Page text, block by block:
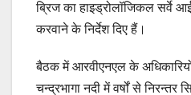
ब्रिज का हाइड्रोलॉजिकल सर्वे
करवाने के निर्देश दिए हैं।
बैठक में आरवीएनएल के
चन्द्रभागा नदी में वर्षों से निरन्तर